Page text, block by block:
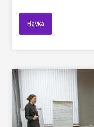
Наука